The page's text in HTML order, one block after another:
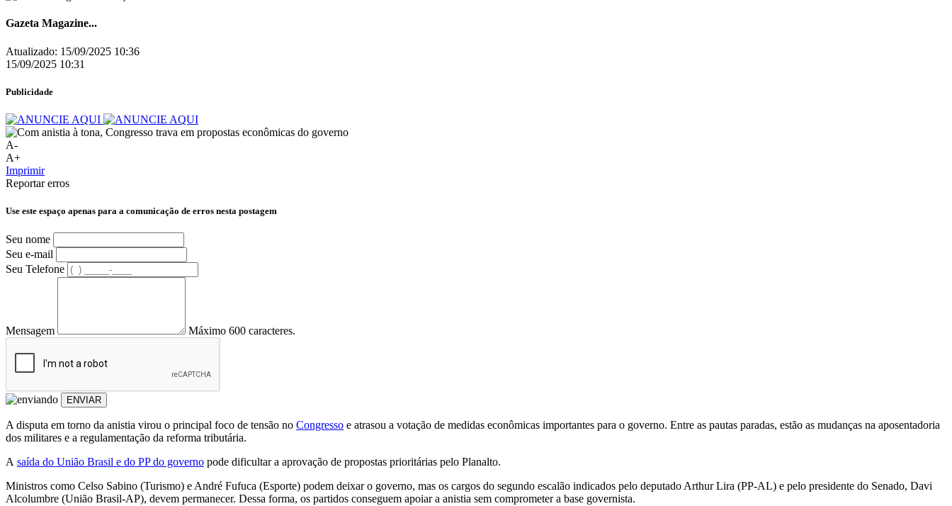
Gazeta Magazine...
Atualizado: 15/09/2025 10:36
15/09/2025 10:31
Publicidade
A-
A+
Imprimir
Reportar erros
Use este espaço apenas para a comunicação de erros nesta postagem
Seu nome
Seu e-mail
Seu Telefone
Mensagem Máximo 600 caracteres.
ENVIAR
A disputa em torno da anistia virou o principal foco de tensão no Congresso e atrasou a votação de medidas econômicas importantes para o governo. Entre as pautas paradas, estão as mudanças na aposentadoria
dos militares e a regulamentação da reforma tributária.
A saída do União Brasil e do PP do governo pode dificultar a aprovação de propostas prioritárias pelo Planalto.
Ministros como Celso Sabino (Turismo) e André Fufuca (Esporte) podem deixar o governo, mas os cargos do segundo escalão indicados pelo deputado Arthur Lira (PP-AL) e pelo presidente do Senado, Davi
Alcolumbre (União Brasil-AP), devem permanecer. Dessa forma, os partidos conseguem apoiar a anistia sem comprometer a base governista.